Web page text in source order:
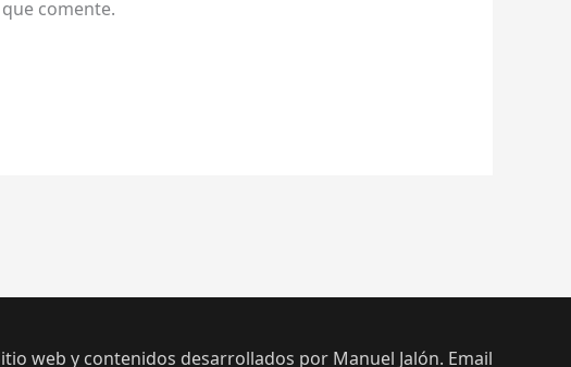
comente.
web y contenidos desarrollados por Manuel Jalón. Email